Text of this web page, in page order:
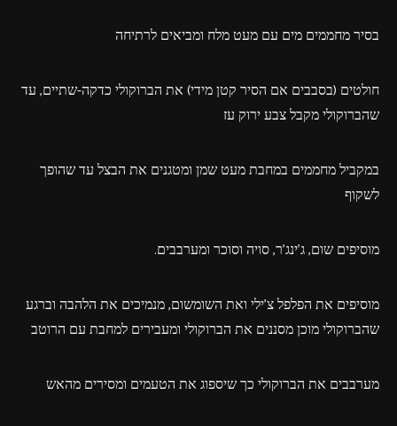
בסיר מחממים מים עם מעט מלח ומביאים לרתיחה
חולטים (בסבבים אם הסיר קטן מידי) את הברוקולי כדקה-שתיים, עד
שהברוקולי מקבל צבע ירוק עז
במקביל מחממים במחבת מעט שמן ומטגנים את הבצל עד שהופך
לשקוף
מוסיפים שום, ג'ינג'ר, סויה וסוכר ומערבבים.
מוסיפים את הפלפל צ'ילי ואת השומשום, מנמיכים את הלהבה וברגע
שהברוקולי מוכן מסננים את הברוקולי ומעבירים למחבת עם הרוטב
מערבבים את הברוקולי כך שיספוג את הטעמים ומסירים מהאש